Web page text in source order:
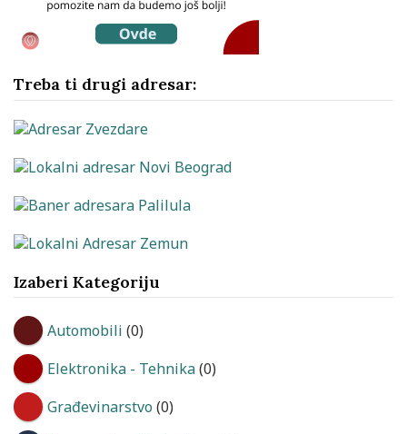
Treba ti drugi adresar:
Izaberi Kategoriju
Automobili (0)
Elektronika - Tehnika(0)
Građevinarstvo (0)